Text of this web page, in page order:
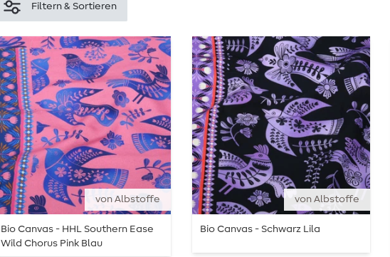
Filtern & Sortieren
von Albstoffe
Bio Canvas - HHL Southern Ease
Wild Chorus Pink Blau
von Albstoffe
Bio Canvas - Schwarz Lila